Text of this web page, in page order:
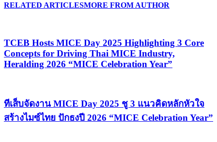
RELATED ARTICLESMORE FROM AUTHOR
TCEB Hosts MICE Day 2025 Highlighting 3 Core
Concepts for Driving Thai MICE Industry,
Heralding 2026 “MICE Celebration Year”
ทีเส็บจัดงาน MICE Day 2025 ชู 3 แนวคิดหลักหัวใจ
สร้างไมซ์ไทย ปักธงปี 2026 “MICE Celebration Year”